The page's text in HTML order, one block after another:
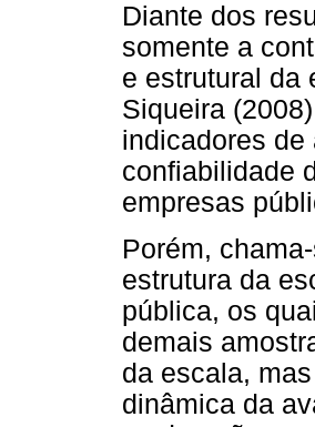
Diante dos
somente a
e estrutural da
Siqueira
indicadores de
confiabilidade
empresas
Porém,
estrutura da
pública, os
demais
da escala,
dinâmica da